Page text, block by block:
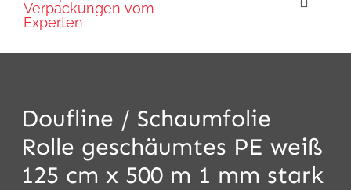
Toggle
Preise
Doufline / Schaumfolie
Rolle geschäumtes PE weiß
125 cm x 500 m 1 mm stark